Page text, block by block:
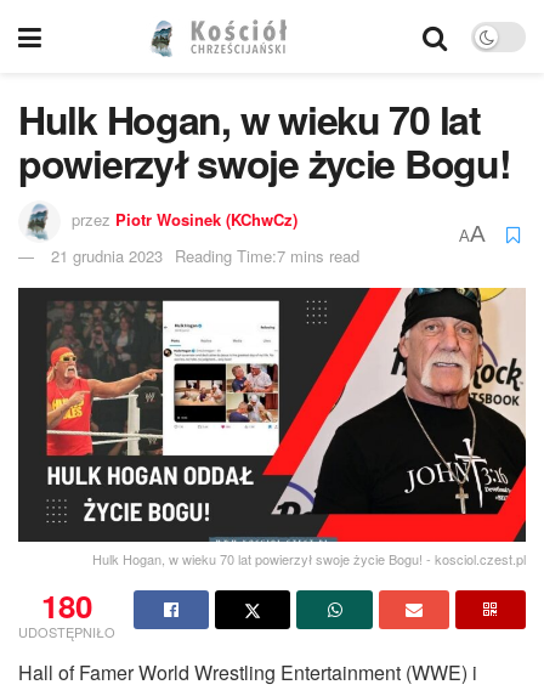
Hulk Hogan, w wieku 70 lat
powierzył swoje życie Bogu!
przez Piotr Wosinek (KChwCz)
21 grudnia 2023 Reading Time:7 mins read
AA
Hulk Hogan, w wieku 70 lat powierzył swoje życie Bogu! - kosciol.czest.pl
180
UDOSTĘPNIŁO
Hall of Famer World Wrestling Entertainment (WWE) i